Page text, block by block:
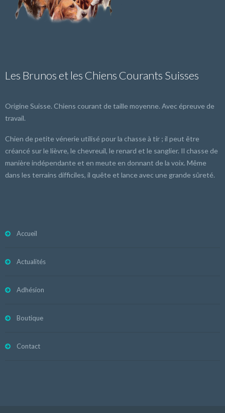
Les Brunos et les Chiens Courants Suisses
Origine Suisse. Chiens courant de taille moyenne. Avec épreuve de
travail.
Chien de petite vénerie utilisé pour la chasse à tir ; il peut être
créancé sur le lièvre, le chevreuil, le renard et le sanglier. Il chasse de
manière indépendante et en meute en donnant de la voix. Même
dans les terrains difficiles, il quête et lance avec une grande sûreté.
Accueil
Actualités
Adhésion
Boutique
Contact